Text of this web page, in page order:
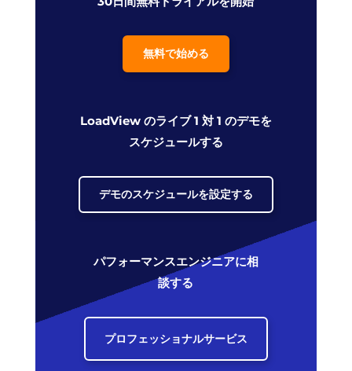
無料で始める
LoadView のライブ 1 対 1 のデモを
スケジュールする
デモのスケジュールを設定する
パフォーマンスエンジニアに相
談する
プロフェッショナルサービス